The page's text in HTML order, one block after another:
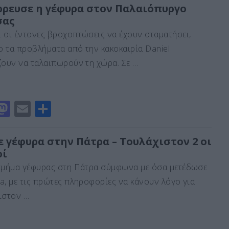
st
o
d
o
ai ρ
σ
τε
ίτ
η γέφυρα στον Παλαιόπυργο
έντονες βροχοπτώσεις να έχουν σταματήσει,
προβλήματα από την κακοκαιρία Daniel
να ταλαιπωρούν τη χώρα. Σε …
M
st
d
o
E
ai ρ
σ
τε
γέφυρα στην Πάτρα – Τουλάχιστον 2 οι
γέφυρας στη Πάτρα σύμφωνα με όσα μετέδωσε
με τις πρώτες πληροφορίες να κάνουν λόγο για
…